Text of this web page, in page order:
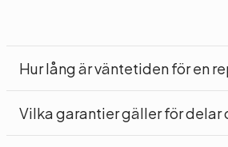
Hur lång är väntetiden för en
Vilka garantier gäller för delar